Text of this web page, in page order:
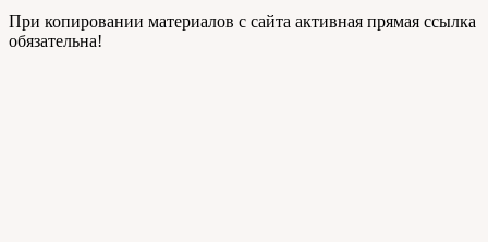
При копировании материалов с сайта активная прямая ссылка
обязательна!